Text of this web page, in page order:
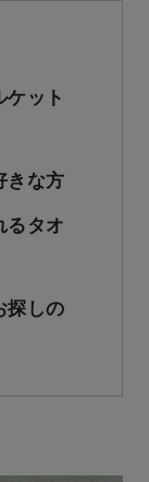
ケット
きな方
るタオ
探しの